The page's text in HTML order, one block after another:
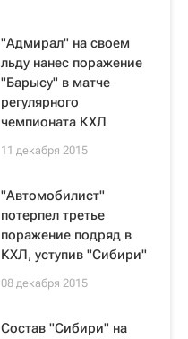
"Адмирал" на своем
льду нанес поражение
"Барысу" в матче
регулярного
чемпионата КХЛ
11 декабря 2015
"Автомобилист"
потерпел третье
поражение подряд в
КХЛ, уступив "Сибири"
08 декабря 2015
Состав "Сибири" на